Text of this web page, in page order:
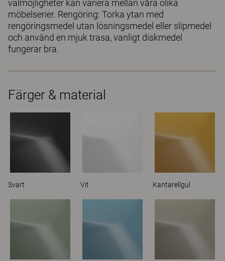
valmöjligheter kan variera mellan våra olika
möbelserier. Rengöring: Torka ytan med
rengöringsmedel utan lösningsmedel eller slipmedel
och använd en mjuk trasa, vanligt diskmedel
fungerar bra.
Färger & material
Svart Vit Kantarellgul